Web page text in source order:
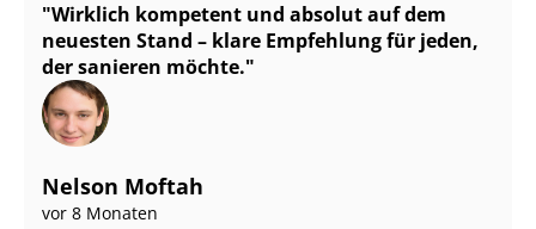
Wirklich kompetent und absolut auf dem
neuesten Stand – klare Empfehlung für jeden,
der sanieren möchte.
Nelson Moftah
vor 8 Monaten